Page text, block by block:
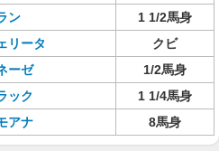
ラン
1 1/2馬身
ェリータ
クビ
ネーゼ
1/2馬身
ラック
1 1/4馬身
モアナ 8馬身